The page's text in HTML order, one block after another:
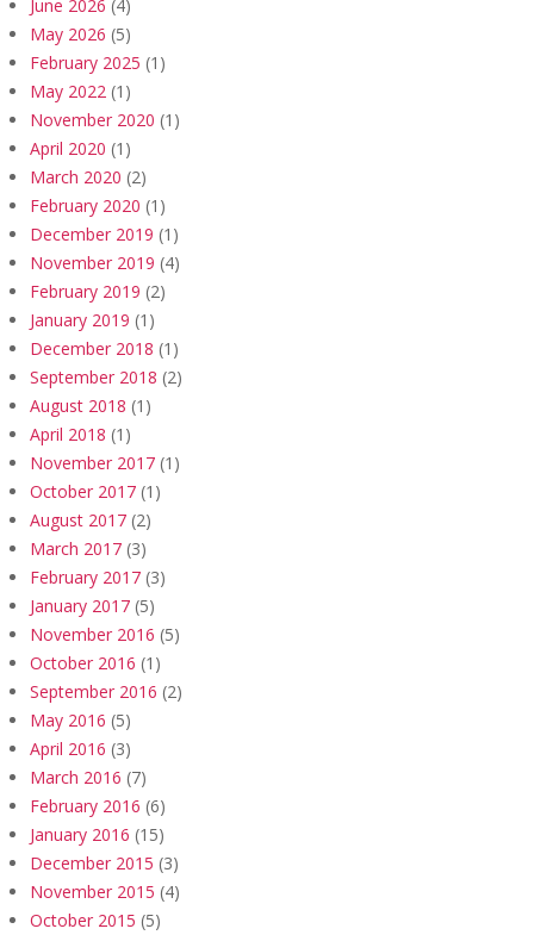
June 2026 (4)
May 2026 (5)
February 2025 (1)
May 2022 (1)
November 2020 (1)
April 2020 (1)
March 2020 (2)
February 2020 (1)
December 2019 (1)
November 2019 (4)
February 2019 (2)
January 2019 (1)
December 2018 (1)
September 2018 (2)
August 2018 (1)
April 2018 (1)
November 2017 (1)
October 2017 (1)
August 2017 (2)
March 2017 (3)
February 2017 (3)
January 2017 (5)
November 2016 (5)
October 2016 (1)
September 2016 (2)
May 2016 (5)
April 2016 (3)
March 2016 (7)
February 2016 (6)
January 2016 (15)
December 2015 (3)
November 2015 (4)
October 2015 (5)